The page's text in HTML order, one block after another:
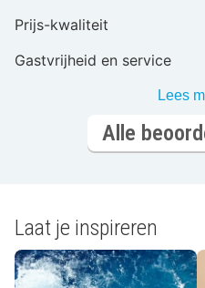
Prijs-kwaliteit
Gastvrijheid en service
Lees
Alle
Laat je inspireren